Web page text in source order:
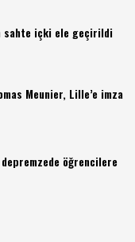
sahte içki ele geçirildi
Meunier, Lille’e imza
depremzede öğrencilere